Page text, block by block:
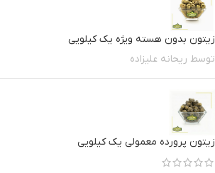
زیتون بدون هسته ویژه یک کیلویی
توسط ریحانه علیزاده
زیتون پرورده معمولی یک کیلویی